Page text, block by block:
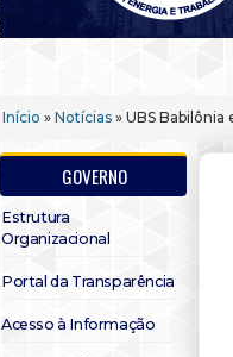
Início » Notícias » UBS
GOVERNO
Estrutura
Organizacional
Portal da Transparência
Acesso à Informação